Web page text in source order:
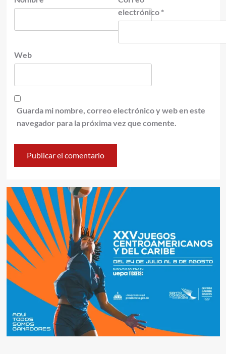
electrónico *
Web
Guarda mi nombre, correo electrónico y web en este
navegador para la próxima vez que comente.